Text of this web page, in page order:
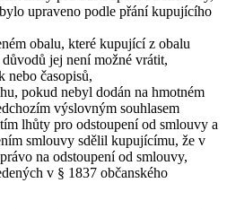
upraveno podle přání kupujícího
obalu, které kupující z obalu
jej není možné vrátit,
nebo časopisů,
pokud nebyl dodán na hmotném
výslovným souhlasem
lhůty pro odstoupení od smlouvy a
smlouvy sdělil kupujícímu, že v
na odstoupení od smlouvy,
v § 1837 občanského